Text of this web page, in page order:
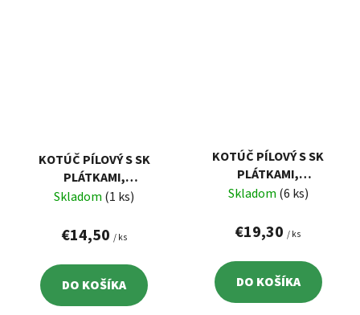
KOTÚČ PÍLOVÝ S SK
PLÁTKAMI,
210X2,2X30MM, 40Z
Skladom (1 ks)
€14,50 / ks
DO KOŠÍKA
KOTÚČ PÍLOVÝ S SK
PLÁTKAMI,
210X2,2X30MM, 60Z
Skladom (6 ks)
€19,30 / ks
DO KOŠÍKA